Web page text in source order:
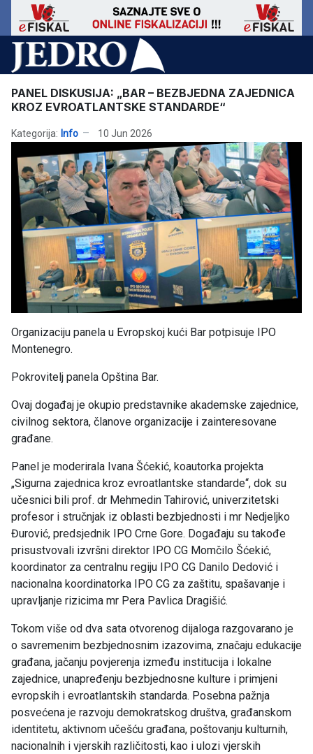
PANEL DISKUSIJA: „BAR – BEZBJEDNA ZAJEDNICA
KROZ EVROATLANTSKE STANDARDE“
Kategorija: Info 10 Jun 2026
Organizaciju panela u Evropskoj kući Bar potpisuje IPO
Montenegro.
Pokrovitelj panela Opština Bar.
Ovaj događaj je okupio predstavnike akademske zajednice,
civilnog sektora, članove organizacije i zainteresovane
građane.
Panel je moderirala Ivana Šćekić, koautorka projekta
„Sigurna zajednica kroz evroatlantske standarde“, dok su
učesnici bili prof. dr Mehmedin Tahirović, univerzitetski
profesor i stručnjak iz oblasti bezbjednosti i mr Nedjeljko
Đurović, predsjednik IPO Crne Gore. Događaju su takođe
prisustvovali izvršni direktor IPO CG Momčilo Šćekić,
koordinator za centralnu regiju IPO CG Danilo Dedović i
nacionalna koordinatorka IPO CG za zaštitu, spašavanje i
upravljanje rizicima mr Pera Pavlica Dragišić.
Tokom više od dva sata otvorenog dijaloga razgovarano je
o savremenim bezbjednosnim izazovima, značaju edukacije
građana, jačanju povjerenja između institucija i lokalne
zajednice, unapređenju bezbjednosne kulture i primjeni
evropskih i evroatlantskih standarda. Posebna pažnja
posvećena je razvoju demokratskog društva, građanskom
identitetu, aktivnom učešću građana, poštovanju kulturnih,
nacionalnih i vjerskih različitosti, kao i ulozi vjerskih